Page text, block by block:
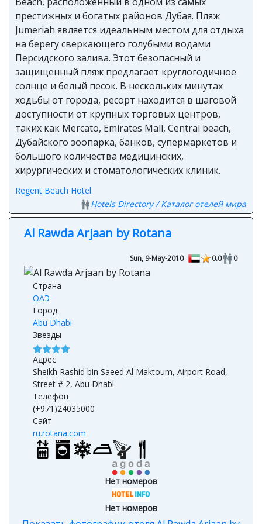
престижных и богатых районов Дубая. Пляж
Jumeriah является идеальным местом для отдыха
на берегу сверкающего голубыми водами
Персидского залива. Этот безопасный и
защищенный пляж предлагает круглогодичное
солнце и белый песок. В нескольких минутах
ходьбы от города, ресорт находится в шаговой
доступности от крупных торговых центров,
таких как Mercato, Emirates Mall, Central beach,
Дубайского зоопарка, банков, супермаркетов и
большого количества медицинских,
хирургических и стоматологических клиник.
Regent Beach Hotel
Hotels Directory / Каталог отелей мира
Al Rawda Arjaan by Rotana
Sun, 9-May-2010 0.0 0
Страна
ОАЭ
Город
Abu Dhabi
Звезды
Адрес
Sheikh Rashid bin Saeed Al Maktoum, Airport Road,
Street # 2, Abu Dhabi
Телефон
(+971)24035000
Сайт
ru.rotana.com
Нет номеров
Нет номеров